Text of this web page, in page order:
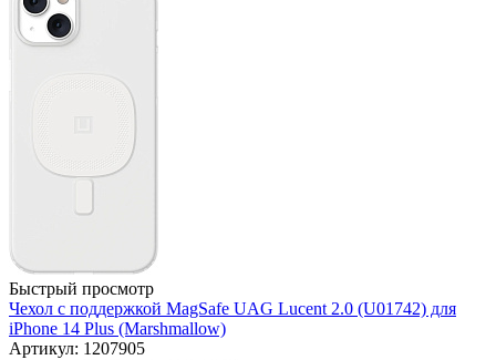
Быстрый просмотр
Чехол с поддержкой MagSafe UAG Lucent 2.0 (U01742) для
iPhone 14 Plus (Marshmallow)
Артикул: 1207905